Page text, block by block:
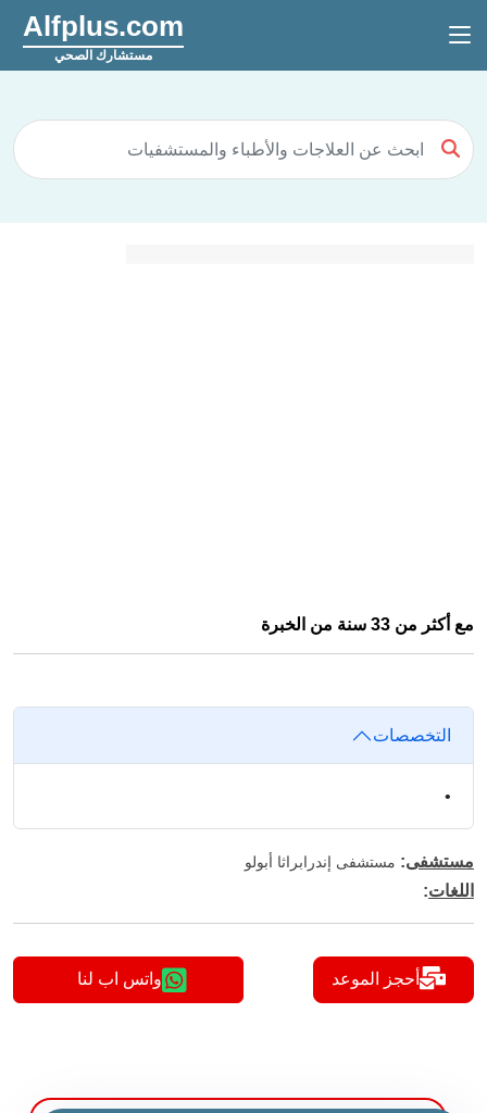
Alfplus.com
مستشارك الصحي
مع أكثر من 33 سنة من الخبرة
التخصصات
•
مستشفى: مستشفى إندرابراثا أبولو
اللغات:
أحجز الموعد واتس اب لنا